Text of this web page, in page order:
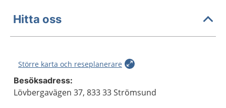
Hitta oss
Större karta och reseplanerare
Besöksadress:
Lövbergavägen 37, 833 33 Strömsund